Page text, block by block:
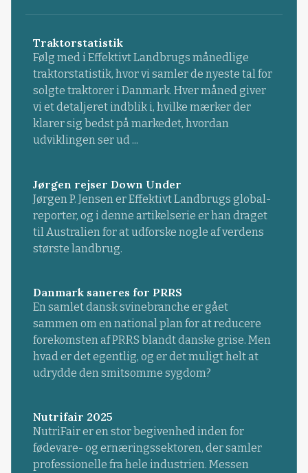
Traktorstatistik
Følg med i Effektivt Landbrugs månedlige
traktorstatistik, hvor vi samler de nyeste tal for
solgte traktorer i Danmark. Hver måned giver
vi et detaljeret indblik i, hvilke mærker der
klarer sig bedst på markedet, hvordan
udviklingen ser ud ...
Jørgen rejser Down Under
Jørgen P. Jensen er Effektivt Landbrugs global-
reporter, og i denne artikelserie er han draget
til Australien for at udforske nogle af verdens
største landbrug.
Danmark saneres for PRRS
En samlet dansk svinebranche er gået
sammen om en national plan for at reducere
forekomsten af PRRS blandt danske grise. Men
hvad er det egentlig, og er det muligt helt at
udrydde den smitsomme sygdom?
Nutrifair 2025
NutriFair er en stor begivenhed inden for
fødevare- og ernæringssektoren, der samler
professionelle fra hele industrien. Messen